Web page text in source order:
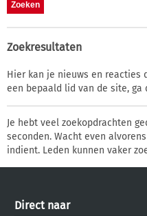
Zoekresultaten
Hier kan je nieuws en reacties
een bepaald lid van de site, ga
Je hebt veel zoekopdrachten
seconden. Wacht even
indient. Leden kunnen vaker
Direct naar